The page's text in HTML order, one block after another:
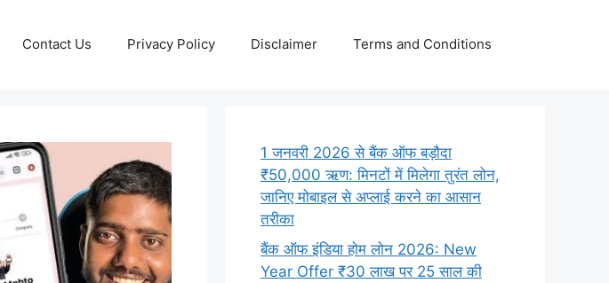
Contact Us Privacy Policy Disclaimer Terms and Conditions
1 जनवरी 2026 से बैंक ऑफ बड़ौदा
₹50,000 ऋण: मिनटों में मिलेगा तुरंत लोन,
जानिए मोबाइल से अप्लाई करने का आसान
तरीका
बैंक ऑफ इंडिया होम लोन 2026: New
Year Offer ₹30 लाख पर 25 साल की